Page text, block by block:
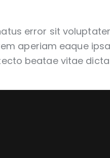
error sit
aperiam eaque
beatae vitae